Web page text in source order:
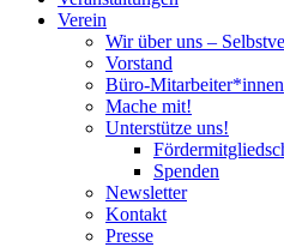
Verein
Wir über uns –
Vorstand
Büro-Mitarbeiter*innen
Mache mit!
Unterstütze uns!
Spenden
Newsletter
Kontakt
Presse